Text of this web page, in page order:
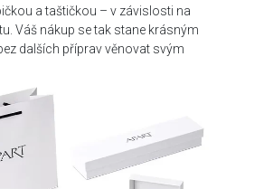
a taštičkou – v závislosti na
Váš nákup se tak stane krásným
dalších příprav věnovat svým